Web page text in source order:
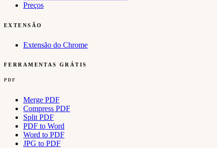
Preços
EXTENSÃO
Extensão do Chrome
FERRAMENTAS GRÁTIS
PDF
Merge PDF
Compress PDF
Split PDF
PDF to Word
Word to PDF
JPG to PDF